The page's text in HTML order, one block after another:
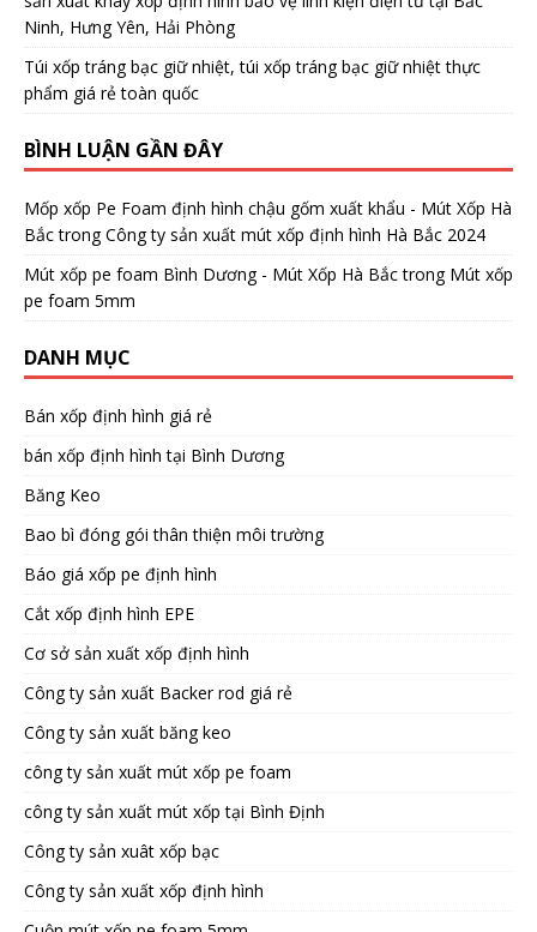
Ninh, Hưng Yên, Hải Phòng
Túi xốp tráng bạc giữ nhiệt, túi xốp tráng bạc giữ nhiệt thực
phẩm giá rẻ toàn quốc
BÌNH LUẬN GẦN ĐÂY
Mốp xốp Pe Foam định hình chậu gốm xuất khẩu - Mút Xốp Hà
BắctrongCông ty sản xuất mút xốp định hình Hà Bắc 2024
Mút xốp pe foam Bình Dương - Mút Xốp Hà Bắctrong Mút xốp
pe foam 5mm
DANH MỤC
Bán xốp định hình giá rẻ
bán xốp định hình tại Bình Dương
Băng Keo
Bao bì đóng gói thân thiện môi trường
Báo giá xốp pe định hình
Cắt xốp định hình EPE
Cơ sở sản xuất xốp định hình
Công ty sản xuất Backer rod giá rẻ
Công ty sản xuất băng keo
công ty sản xuất mút xốp pe foam
công ty sản xuất mút xốp tại Bình Định
Công ty sản xuât xốp bạc
Công ty sản xuất xốp định hình